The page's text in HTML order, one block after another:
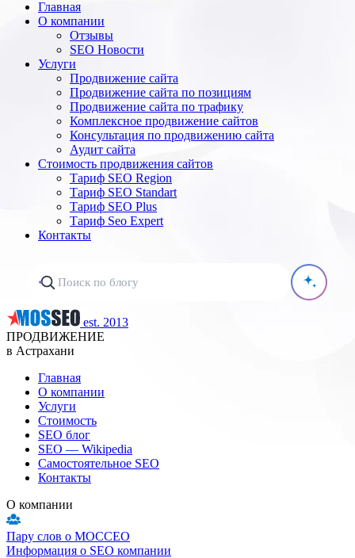
Главная
О компании
Отзывы
SEO Новости
Услуги
Продвижение сайта
Продвижение сайта по позициям
Продвижение сайта по трафику
Комплексное продвижение сайтов
Консультация по продвижению сайта
Аудит сайта
Стоимость продвижения сайтов
Тариф SEO Region
Тариф SEO Standart
Тариф SEO Plus
Тариф Seo Expert
Контакты
est. 2013
ПРОДВИЖЕНИЕ
в Астрахани
Главная
О компании
Услуги
Стоимость
SEO блог
SEO — Wikipedia
Самостоятельное SEO
Контакты
О компании
Пару слов о МОССЕО
Информация о SEO компании